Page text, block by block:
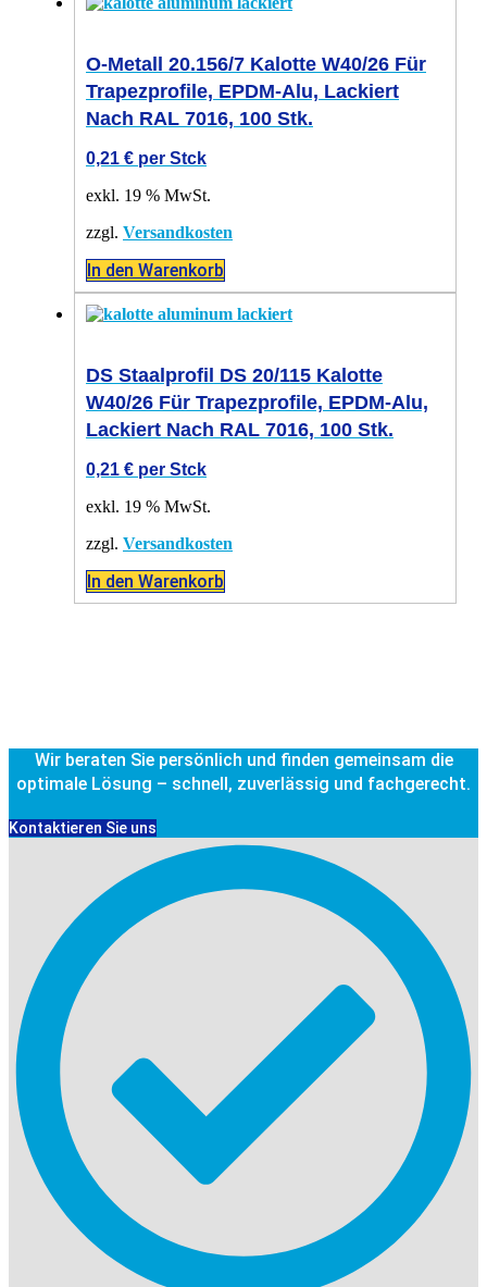
O-Metall 20.156/7 Kalotte W40/26 Für
Trapezprofile, EPDM-Alu, Lackiert
Nach RAL 7016, 100 Stk.
0,21 € per Stck
exkl. 19 % MwSt.
zzgl. Versandkosten
In den Warenkorb
DS Staalprofil DS 20/115 Kalotte
W40/26 Für Trapezprofile, EPDM-Alu,
Lackiert Nach RAL 7016, 100 Stk.
0,21 € per Stck
exkl. 19 % MwSt.
zzgl. Versandkosten
In den Warenkorb
Wir beraten Sie persönlich und finden gemeinsam die
optimale Lösung – schnell, zuverlässig und fachgerecht.
Kontaktieren Sie uns